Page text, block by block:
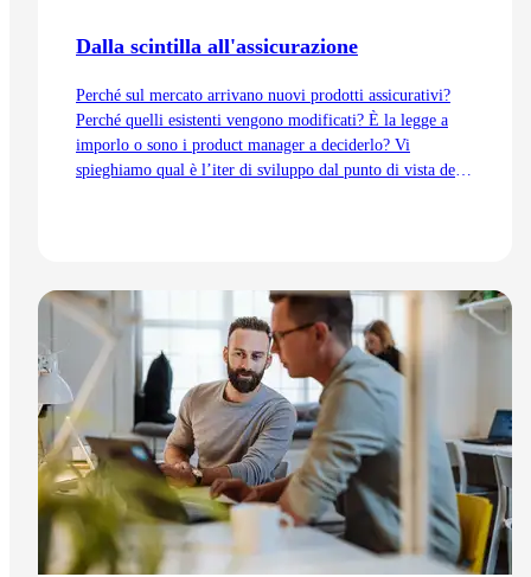
Dalla scintilla all'assicurazione
Perché sul mercato arrivano nuovi prodotti assicurativi?
Perché quelli esistenti vengono modificati? È la legge a
imporlo o sono i product manager a deciderlo? Vi
spieghiamo qual è l’iter di sviluppo dal punto di vista del
Vai all'articolo